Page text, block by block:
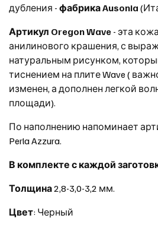
дубления - фабрика Ausonia
Артикул Oregon Wave - эта
анилинового крашения, с
натуральным рисунком,
тиснением на плите Wave (
изменен, а дополнен легкой
площади).
По наполнению напоминает
Perla Azzura.
В комплекте с каждой
Толщина2,8-3,0-3,2 мм.
Цвет: Черный